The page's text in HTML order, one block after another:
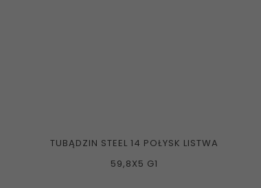
TUBĄDZIN STEEL 14 POŁYSK LISTWA
59,8X5 G1